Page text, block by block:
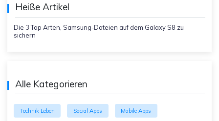
Heiße Artikel
Die 3 Top Arten, Samsung-Dateien auf dem Galaxy S8 zu
sichern
Alle Kategorieren
Technik Leben Social Apps Mobile Apps